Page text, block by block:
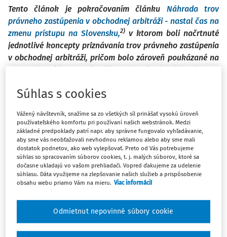
Tento článok je pokračovaním článku Náhrada trov
právneho zastúpenia v obchodnej arbitráži - nastal čas na
zmenu prístupu na Slovensku,2) v ktorom boli načrtnuté
jednotlivé koncepty priznávania trov právneho zastúpenia
v obchodnej arbitráži, pričom bolo zároveň poukázané na
postup, ktorý by sa mal aplikovať v prípade, ak je miestom
pravidlá pri určovaní náhrady trov právneho zastúpenia
článok dopĺňa už spomenutý článok o uvedenú
problematiku.
1. Úvod
neexistuje jednotný štandard, ako by mali rozhodcovské
súdy postupovať pri rozhodovaní o náhrade trov právneho
zastúpenia, a to aj napriek tomu, že väčšia právna istota by
Súhlas s cookies
Vážený návštevník, snažíme sa zo všetkých síl prinášať vysokú úroveň
používateľského komfortu pri používaní našich webstránok. Medzi
základné predpoklady patrí napr. aby správne fungovalo vyhľadávanie,
aby sme vás neobťažovali nevhodnou reklamou alebo aby sme mali
dostatok podnetov, ako web vylepšovať. Preto od Vás potrebujeme
súhlas so spracovaním súborov cookies, t. j. malých súborov, ktoré sa
dočasne ukladajú vo vašom prehliadači. Vopred ďakujeme za udelenie
súhlasu. Dáta využijeme na zlepšovanie našich služieb a prispôsobenie
obsahu webu priamo Vám na mieru. Viac informácií
Odmietnut nepovinné súbory cookie